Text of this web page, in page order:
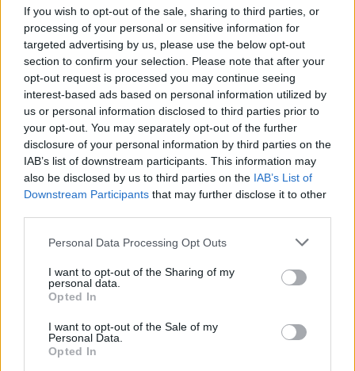
If you wish to opt-out of the sale, sharing to third parties, or
processing of your personal or sensitive information for
targeted advertising by us, please use the below opt-out
section to confirm your selection. Please note that after your
opt-out request is processed you may continue seeing
interest-based ads based on personal information utilized by
us or personal information disclosed to third parties prior to
your opt-out. You may separately opt-out of the further
disclosure of your personal information by third parties on the
IAB’s list of downstream participants. This information may
also be disclosed by us to third parties on the IAB’s List of
Downstream Participants that may further disclose it to other
Please note that this website/app uses one or more Google
not limited to your visit or usage behaviour. You may click to
grant or deny consent to Google and its third-party tags to
use your data for below specified purposes in below Google
consent section.
Personal Data Processing Opt Outs
I want to opt-out of the Sharing of my
personal data.
Opted In
I want to opt-out of the Sale of my
Personal Data.
Opted In
szombatra a milánói dóm előtti térre hirdette
meg az európai szuverenisták
megmozdulását, amelyen a Liga vezetőjének
bejelentése szerint 15 európai radikális
jobboldali párt vezetője vesz majd részt.